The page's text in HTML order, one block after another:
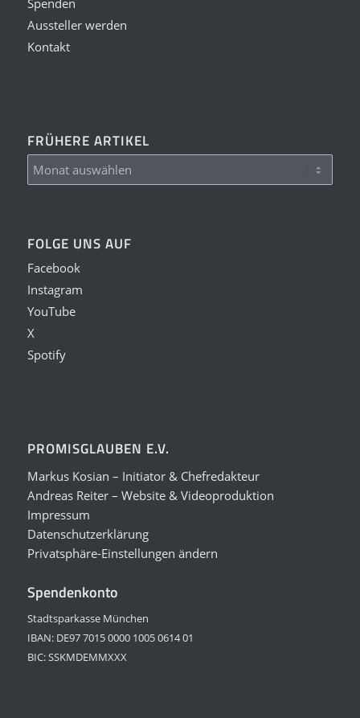
Aussteller werden
Kontakt
FRÜHERE ARTIKEL
FOLGE UNS AUF
Facebook
Instagram
YouTube
X
Spotify
PROMISGLAUBEN E.V.
Markus Kosian – Initiator & Chefredakteur
Andreas Reiter – Website & Videoproduktion
Impressum
Datenschutzerklärung
Privatsphäre-Einstellungen ändern
Spendenkonto
Stadtsparkasse München
IBAN: DE97 7015 0000 1005 0614 01
BIC: SSKMDEMMXXX